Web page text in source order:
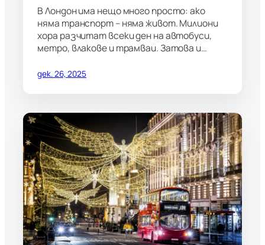
В Лондон има нещо много просто: ако
няма транспорт – няма живот. Милиони
хора разчитат всеки ден на автобуси,
метро, влакове и трамваи. Затова и…
дек. 26, 2025